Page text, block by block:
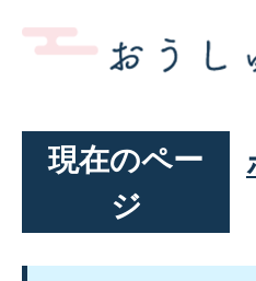
現在のペー
ジ